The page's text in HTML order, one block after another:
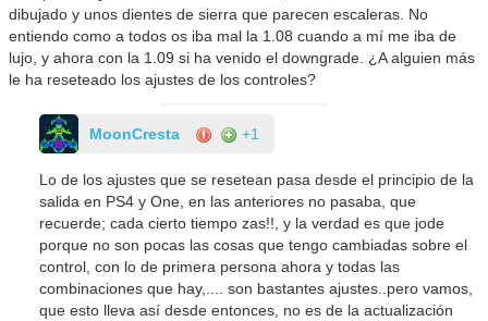
dibujado y unos dientes de sierra que parecen escaleras. No
entiendo como a todos os iba mal la 1.08 cuando a mí me iba de
lujo, y ahora con la 1.09 si ha venido el downgrade. ¿A alguien más
le ha reseteado los ajustes de los controles?
MoonCresta +1
Lo de los ajustes que se resetean pasa desde el principio de la
salida en PS4 y One, en las anteriores no pasaba, que
recuerde; cada cierto tiempo zas!!, y la verdad es que jode
porque no son pocas las cosas que tengo cambiadas sobre el
control, con lo de primera persona ahora y todas las
combinaciones que hay,.... son bastantes ajustes..pero vamos,
que esto lleva así desde entonces, no es de la actualización